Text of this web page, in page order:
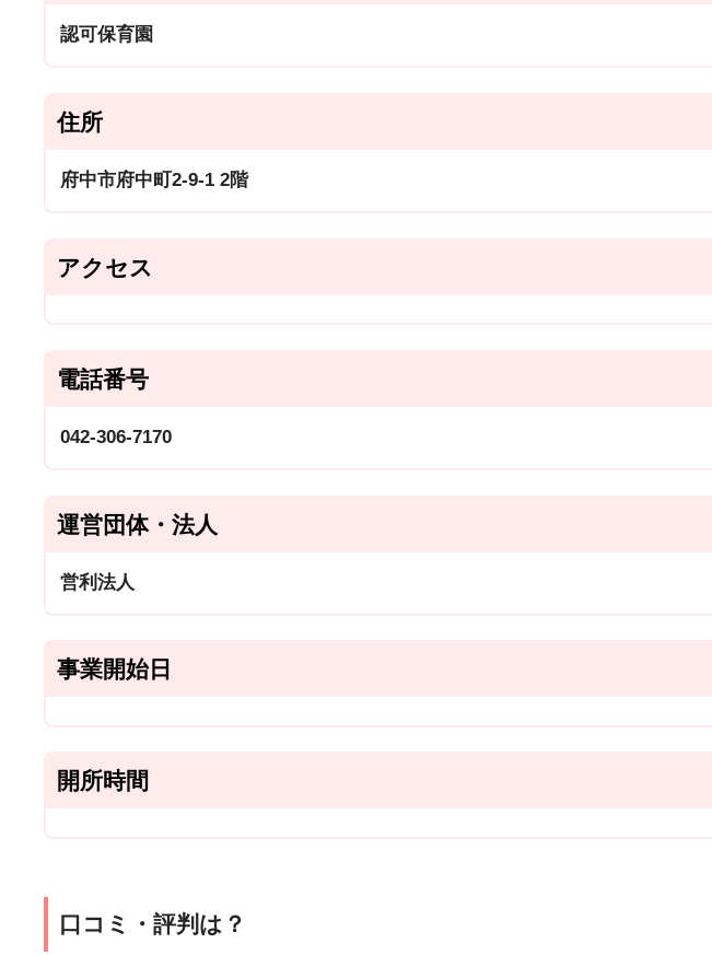
認可保育園
住所
府中市府中町2-9-1 2階
アクセス
電話番号
042-306-7170
運営団体・法人
営利法人
事業開始日
開所時間
口コミ・評判は？